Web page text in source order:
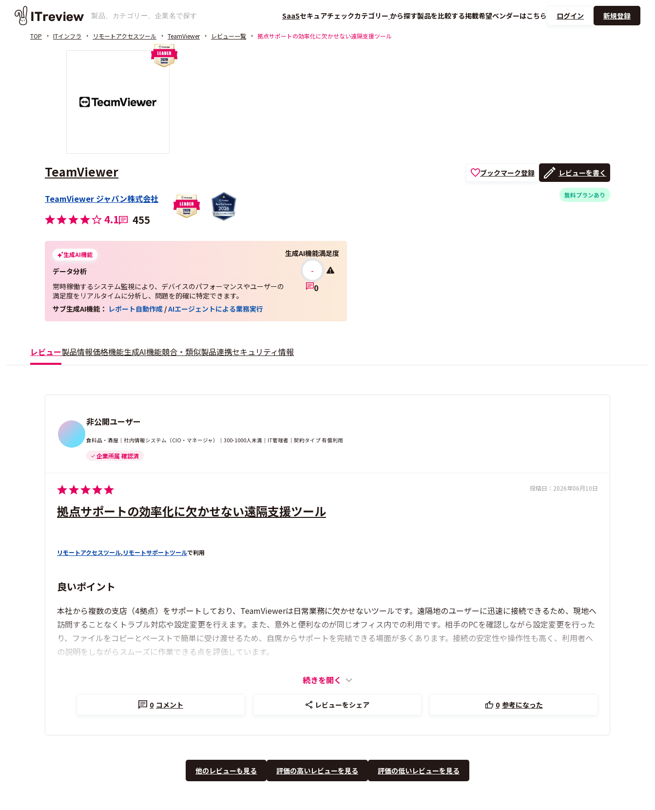
SaaSセキュアチェックカテゴリー から探す製品を比較する掲載希望ベンダーはこちら ログイン 新規登録
TOP ITインフラ リモートアクセスツール TeamViewer レビュー一覧 拠点サポートの効率化に欠かせない遠隔支援ツール
TeamViewer
TeamViewer ジャパン株式会社
4.1 455
生成AI機能
データ分析
常時稼働するシステム監視により、デバイスのパフォーマンスやユーザーの
満足度をリアルタイムに分析し、問題を的確に特定できます。
生成AI機能満足度
-
0
サブ生成AI機能： レポート自動作成 /AIエージェントによる業務実行
ブックマーク登録 レビューを書く
無料プランあり
レビュー製品情報価格機能生成AI機能競合・類似製品連携セキュリティ情報
非公開ユーザー
食料品・酒屋｜社内情報システム（CIO・マネージャ）｜300-1000人未満｜IT管理者｜契約タイプ 有償利用
企業所属 確認済
投稿日： 2026年06月10日
拠点サポートの効率化に欠かせない遠隔支援ツール
リモートアクセスツール,リモートサポートツールで利用
良いポイント
本社から複数の支店（4拠点）をサポートしており、TeamViewerは日常業務に欠かせないツールです。遠隔地のユーザーに迅速に接続できるため、現地へ
訪問することなくトラブル対応や設定変更を行えます。また、意外と便利なのが同じオフィス内での利用です。相手のPCを確認しながら設定変更を行った
り、ファイルをコピーとペーストで簡単に受け渡せるため、自席からサポートを完結できる場面が多くあります。接続の安定性や操作性も高く、利用者へ
の説明をしながらスムーズに作業できる点を評価しています。
続きを開く
0 コメント レビューをシェア 0 参考になった
他のレビューも見る 評価の高いレビューを見る 評価の低いレビューを見る